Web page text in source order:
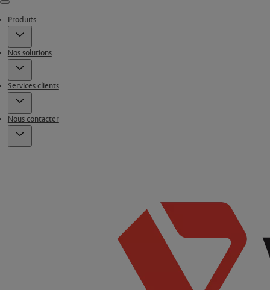
Menu
Produits
Nos solutions
Services clients
Nous contacter